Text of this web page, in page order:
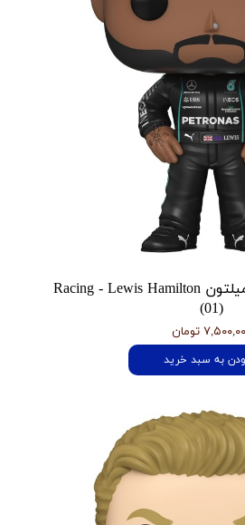
فانکو پاپ لوییس همیلتون Racing - Lewis Hamilton
(01)
تومان
به سبد خرید